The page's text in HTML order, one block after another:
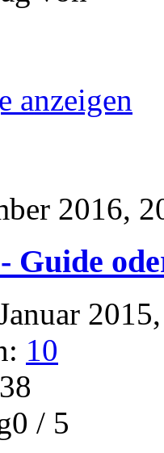
anzeigen
2016,
Guide
10
/ 5